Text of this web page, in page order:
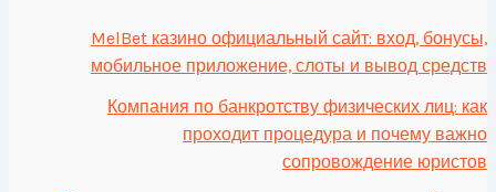
MelBet казино официальный сайт: вход, бонусы,
мобильное приложение, слоты и вывод средств
Компания по банкротству физических лиц: как
проходит процедура и почему важно
сопровождение юристов